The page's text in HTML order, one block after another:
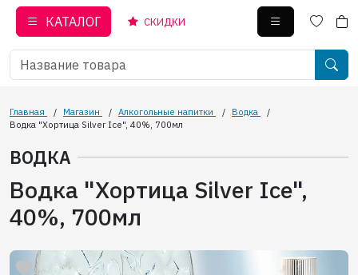
КАТАЛОГ СКИДКИ
Главная / Магазин / Алкогольные напитки / Водка
/
Водка "Хортица Silver Ice", 40%, 700мл
ВОДКА
Водка "Хортица Silver Ice",
40%, 700мл